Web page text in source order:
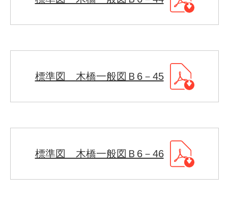
標準図 木橋一般図Ｂ6－45
標準図 木橋一般図Ｂ6－46